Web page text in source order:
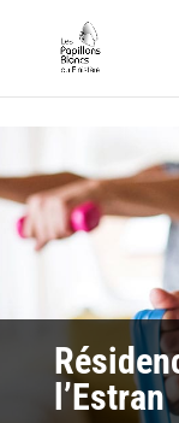
Security check failed
l’Estran